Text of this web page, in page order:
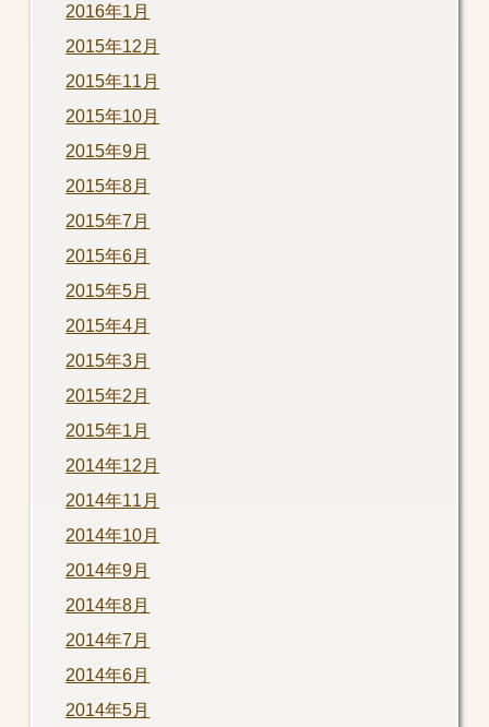
2016年1月
2015年12月
2015年11月
2015年10月
2015年9月
2015年8月
2015年7月
2015年6月
2015年5月
2015年4月
2015年3月
2015年2月
2015年1月
2014年12月
2014年11月
2014年10月
2014年9月
2014年8月
2014年7月
2014年6月
2014年5月